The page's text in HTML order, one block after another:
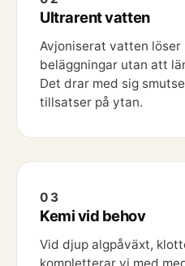
Ultrarent vatten
Avjoniserat vatten löser
beläggningar utan att
Det drar med sig
tillsatser på ytan.
03
Kemi vid behov
Vid djup algpåväxt,